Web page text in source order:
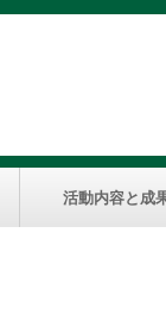
活動内容と成